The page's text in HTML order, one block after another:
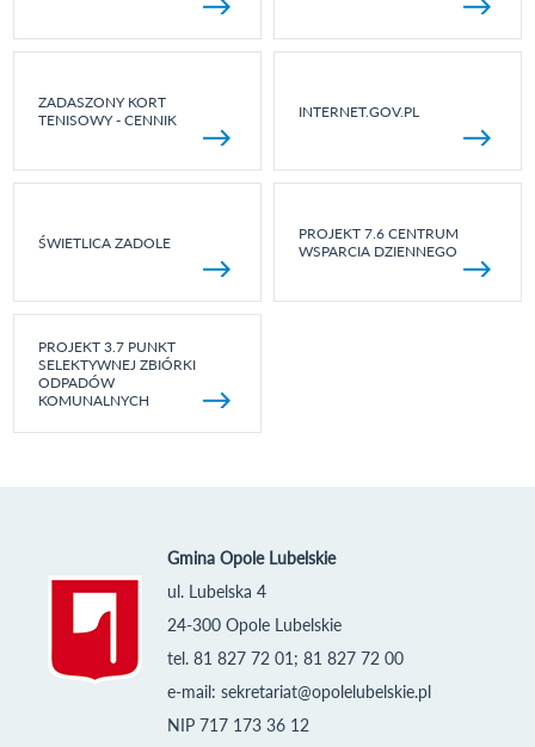
ZADASZONY KORT
TENISOWY - CENNIK
INTERNET.GOV.PL
ŚWIETLICA ZADOLE
PROJEKT 7.6 CENTRUM
WSPARCIA DZIENNEGO
PROJEKT 3.7 PUNKT
SELEKTYWNEJ ZBIÓRKI
ODPADÓW
KOMUNALNYCH
Gmina Opole Lubelskie
ul. Lubelska 4
24-300 Opole Lubelskie
tel. 81 827 72 01; 81 827 72 00
e-mail: sekretariat@opolelubelskie.pl
NIP 717 173 36 12